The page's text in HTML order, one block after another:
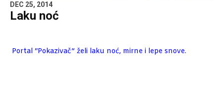
DEC 25, 2014
Laku noć
Portal “Pokazivač” želi laku noć, mirne i lepe snove.